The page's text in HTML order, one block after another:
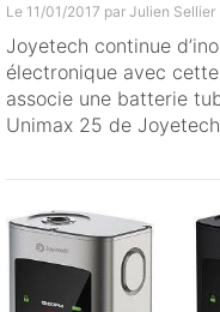
Le 11/01/2017 par Julien Sellier
Joyetech continue
électronique avec
associe une batterie
Unimax 25 de